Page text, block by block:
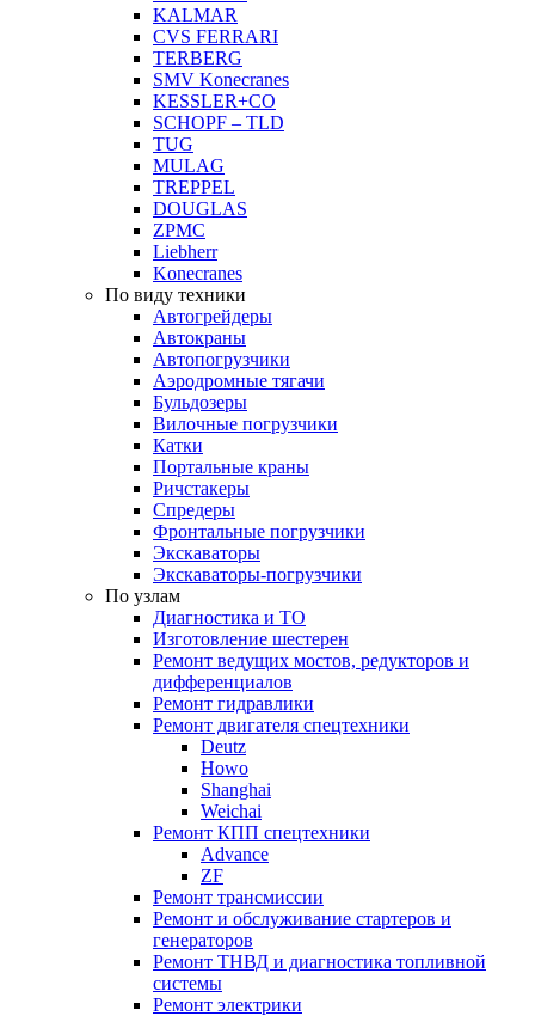
KALMAR
CVS FERRARI
TERBERG
SMV Konecranes
KESSLER+CO
SCHOPF – TLD
TUG
MULAG
TREPPEL
DOUGLAS
ZPMC
Liebherr
Konecranes
По виду техники
Автогрейдеры
Автокраны
Автопогрузчики
Аэродромные тягачи
Бульдозеры
Вилочные погрузчики
Катки
Портальные краны
Ричстакеры
Спредеры
Фронтальные погрузчики
Экскаваторы
Экскаваторы-погрузчики
По узлам
Диагностика и ТО
Изготовление шестерен
Ремонт ведущих мостов, редукторов и
дифференциалов
Ремонт гидравлики
Ремонт двигателя спецтехники
Deutz
Howo
Shanghai
Weichai
Ремонт КПП спецтехники
Advance
ZF
Ремонт трансмиссии
Ремонт и обслуживание стартеров и
генераторов
Ремонт ТНВД и диагностика топливной
системы
Ремонт электрики